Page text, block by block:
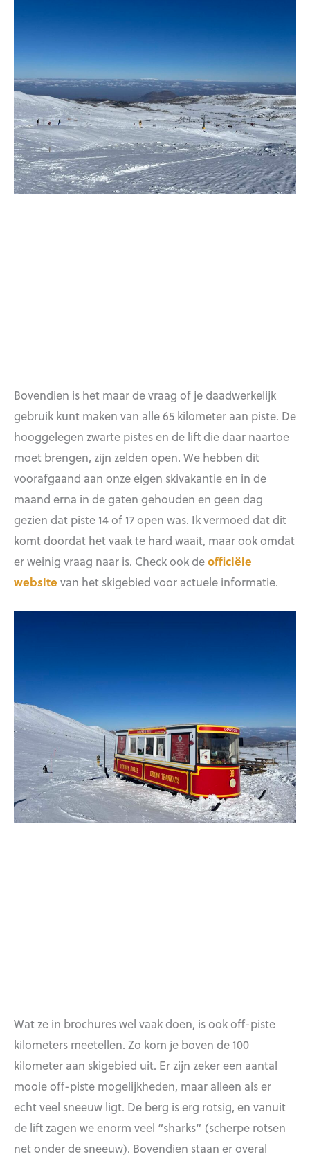
Bovendien is het maar de vraag of je daadwerkelijk
gebruik kunt maken van alle 65 kilometer aan piste. De
hooggelegen zwarte pistes en de lift die daar naartoe
moet brengen, zijn zelden open. We hebben dit
voorafgaand aan onze eigen skivakantie en in de
maand erna in de gaten gehouden en geen dag
gezien dat piste 14 of 17 open was. Ik vermoed dat dit
komt doordat het vaak te hard waait, maar ook omdat
er weinig vraag naar is. Check ook deofficiële
website van het skigebied voor actuele informatie.
Wat ze in brochures wel vaak doen, is ook off-piste
kilometers meetellen. Zo kom je boven de 100
kilometer aan skigebied uit. Er zijn zeker een aantal
mooie off-piste mogelijkheden, maar alleen als er
echt veel sneeuw ligt. De berg is erg rotsig, en vanuit
de lift zagen we enorm veel “sharks” (scherpe rotsen
net onder de sneeuw). Bovendien staan er overal